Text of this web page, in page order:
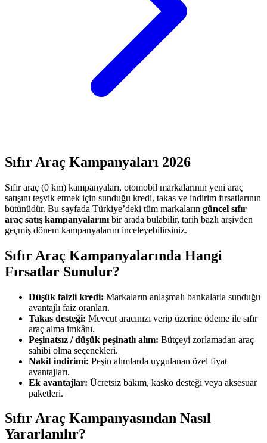
Sıfır Araç Kampanyaları 2026
Sıfır araç (0 km) kampanyaları, otomobil markalarının yeni araç
satışını teşvik etmek için sunduğu kredi, takas ve indirim fırsatlarının
bütünüdür. Bu sayfada Türkiye’deki tüm markaların güncel sıfır
araç satış kampanyalarını bir arada bulabilir, tarih bazlı arşivden
geçmiş dönem kampanyalarını inceleyebilirsiniz.
Sıfır Araç Kampanyalarında Hangi
Fırsatlar Sunulur?
Düşük faizli kredi: Markaların anlaşmalı bankalarla sunduğu
avantajlı faiz oranları.
Takas desteği: Mevcut aracınızı verip üzerine ödeme ile sıfır
araç alma imkânı.
Peşinatsız / düşük peşinatlı alım: Bütçeyi zorlamadan araç
sahibi olma seçenekleri.
Nakit indirimi: Peşin alımlarda uygulanan özel fiyat
avantajları.
Ek avantajlar: Ücretsiz bakım, kasko desteği veya aksesuar
paketleri.
Sıfır Araç Kampanyasından Nasıl
Yararlanılır?